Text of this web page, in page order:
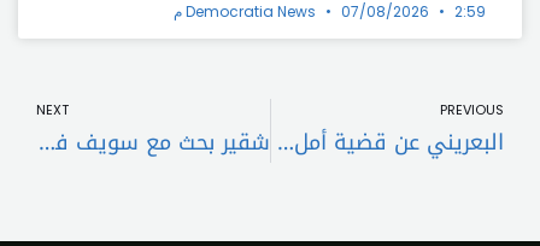
Democratia News 07/08/2026 2:59 م
PREVIOUS
البعريني عن قضية أمل شعبان: قاضيان في النار..وقاضٍ في الجنة
NEXT
شقير بحث مع سويف في التعاون المشترك وتأكيد على ضرورة التكاتف وانتخاب رئيس للجمهورية